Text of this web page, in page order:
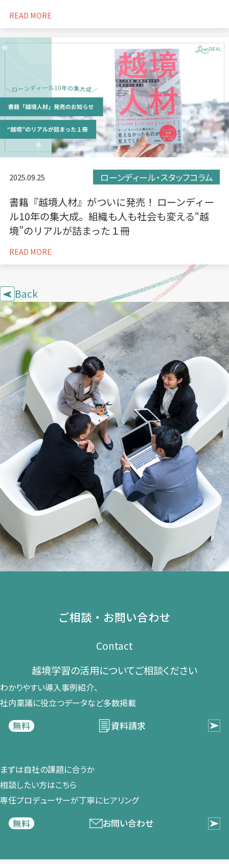
READ MORE
2025.09.25 ローンディール・スタッフコラム
書籍『越境人材』がついに発売！ ローンディー
ル10年の集大成。組織も人も社会も変える“越
境”のリアルが詰まった１冊
READ MORE
Back
ご相談・お問い合わせ
Contact
越境学習の​活用に​ついて​ご相談ください​
わかりやすい導入事例紹介、​
社内稟議に​役立つデータなど​多数掲載
無料
資料請求
まずは​自社の​課題に​合うか​
相談したい方は​こちら
専任プロデューサーが​丁寧に​ヒアリング
無料
お問い合わせ